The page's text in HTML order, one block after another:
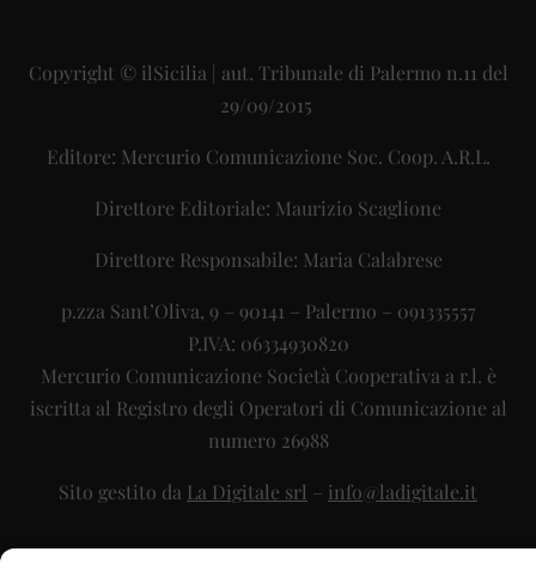
Copyright © ilSicilia | aut. Tribunale di Palermo n.11 del
29/09/2015
Editore: Mercurio Comunicazione Soc. Coop. A.R.L.
Direttore Editoriale: Maurizio Scaglione
Direttore Responsabile: Maria Calabrese
p.zza Sant’Oliva, 9 – 90141 – Palermo – 091335557
P.IVA: 06334930820
Mercurio Comunicazione Società Cooperativa a r.l. è
iscritta al Registro degli Operatori di Comunicazione al
numero 26988
Sito gestito da La Digitale srl – info@ladigitale.it